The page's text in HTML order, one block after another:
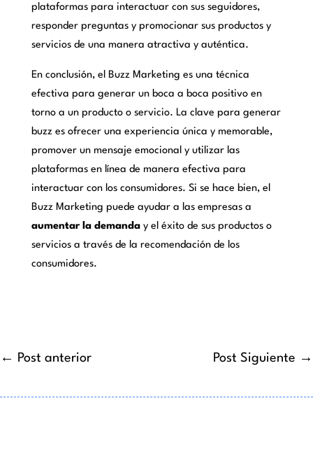
plataformas para interactuar con sus seguidores,
responder preguntas y promocionar sus productos y
servicios de una manera atractiva y auténtica.
En conclusión, el Buzz Marketing es una técnica
efectiva para generar un boca a boca positivo en
torno a un producto o servicio. La clave para generar
buzz es ofrecer una experiencia única y memorable,
promover un mensaje emocional y utilizar las
plataformas en línea de manera efectiva para
interactuar con los consumidores. Si se hace bien, el
Buzz Marketing puede ayudar a las empresas a
aumentar la demanday el éxito de sus productos o
servicios a través de la recomendación de los
consumidores.
← Post anterior Post Siguiente →